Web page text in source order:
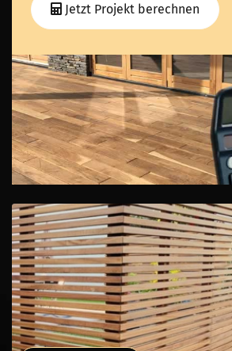
Jetzt Projekt berechnen